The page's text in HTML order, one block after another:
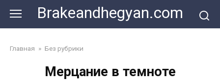
content
Brakeandhegyan.com
Главная » Без рубрики
Мерцание в темноте